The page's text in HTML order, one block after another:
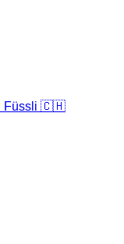
Füssli 🇨🇭